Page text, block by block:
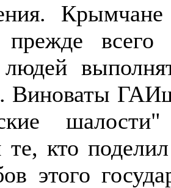
прежде
Виноваты
шалости"
кто
этого